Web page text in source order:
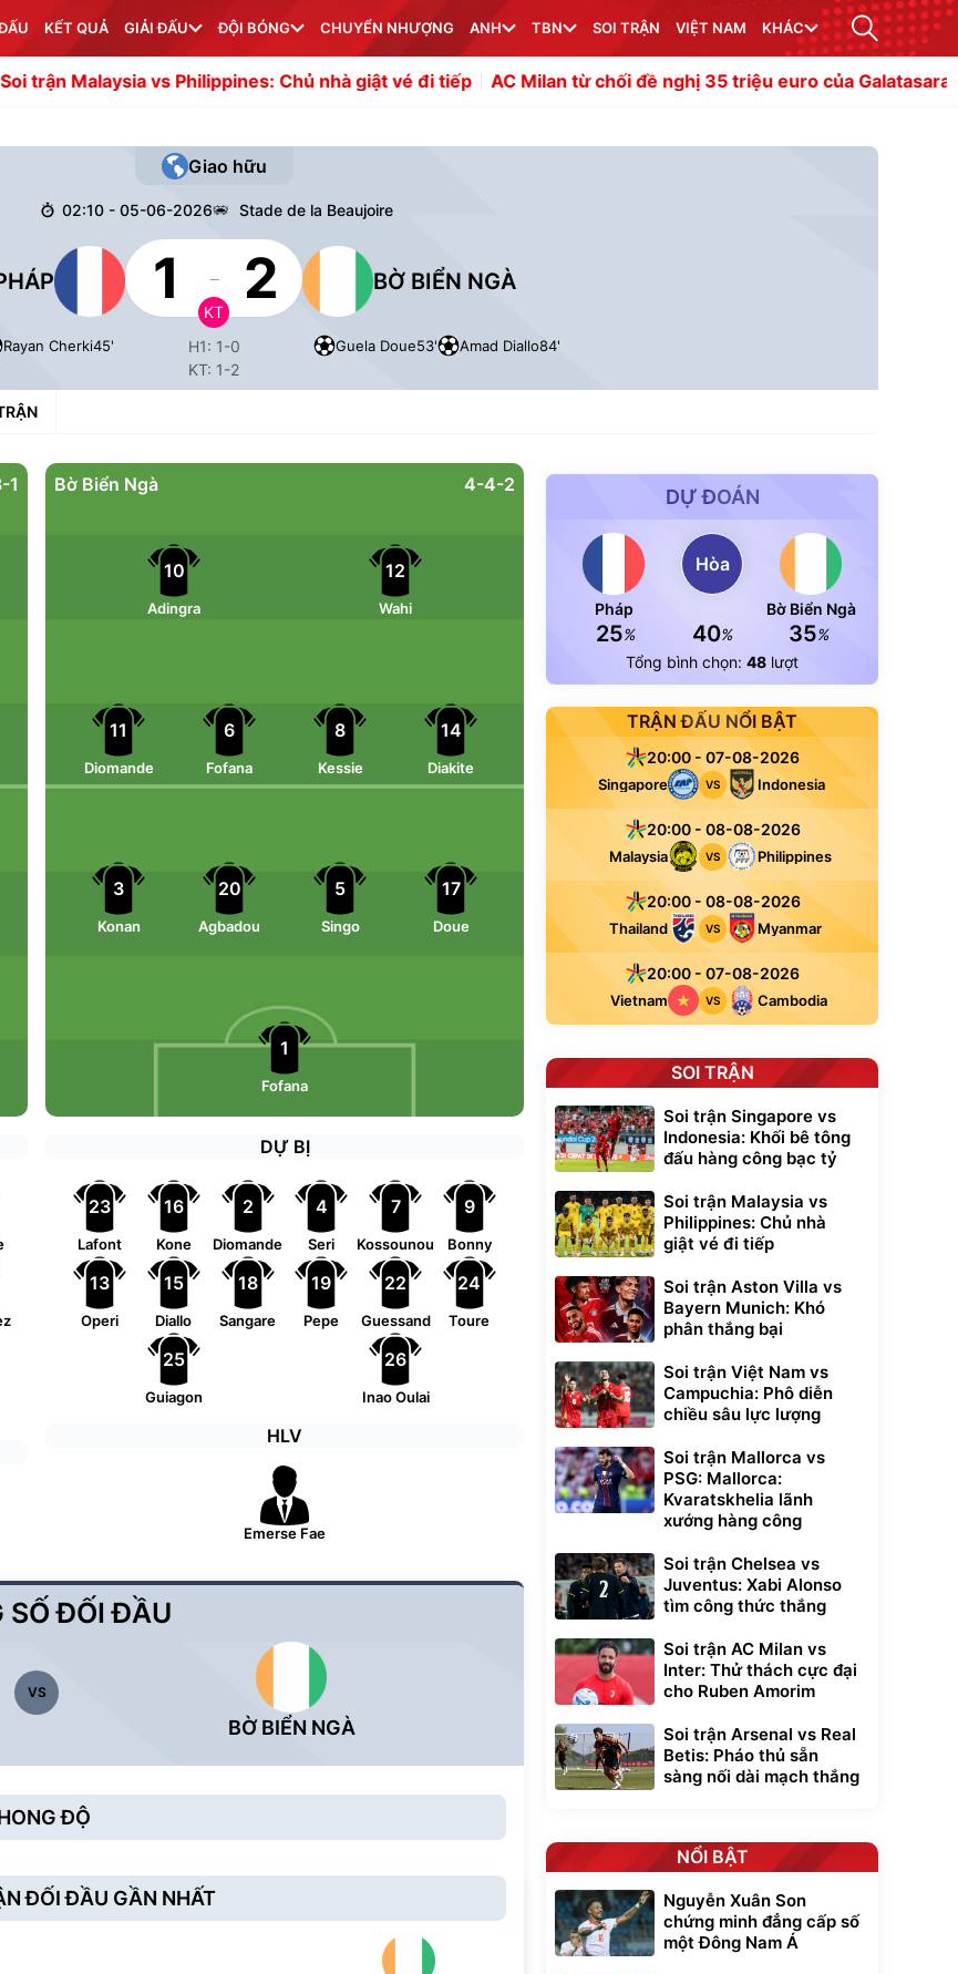
KẾT QUẢ GIẢI ĐẤU ĐỘI BÓNG CHUYỂN NHƯỢNG ANH TBN SOI TRẬN VIỆT NAM KHÁC
vs Philippines: Chủ nhà giật vé đi tiếp AC Milan từ chối đề nghị 35 triệu euro của Galatasaray cho Rafael
Giao hữu
02:10 - 05-06-2026 Stade de la Beaujoire
1 - 2
KT
BỜ BIỂN NGÀ
Rayan Cherki45'
H1: 1-0
KT: 1-2
Guela Doue53' Amad Diallo84'
1 Bờ Biển Ngà 4-4-2
10
Adingra
12
Wahi
11
Diomande
6
Fofana
8
Kessie
14
Diakite
3
Konan
20
Agbadou
5
Singo
17
Doue
1
Fofana
DỰ BỊ
23
Lafont
16
Kone
2
Diomande
4
Seri
7
Kossounou
9
Bonny
13
Operi
15
Diallo
18
Sangare
19
Pepe
22
Guessand
24
Toure
25
Guiagon
26
Inao Oulai
HLV
Emerse Fae
SỐ ĐỐI ĐẦU
VS
BỜ BIỂN NGÀ
ĐỘ
ĐỐI ĐẦU GẦN NHẤT
DỰ ĐOÁN
Pháp
Hòa
Bờ Biển Ngà
25% 40% 35%
Tổng bình chọn: 48 lượt
TRẬN ĐẤU NỔI BẬT
20:00 - 07-08-2026
Singapore VS Indonesia
20:00 - 08-08-2026
Malaysia VS Philippines
20:00 - 08-08-2026
Thailand VS Myanmar
20:00 - 07-08-2026
Vietnam VS Cambodia
SOI TRẬN
Soi trận Singapore vs
Indonesia: Khối bê tông
đấu hàng công bạc tỷ
Soi trận Malaysia vs
Philippines: Chủ nhà
giật vé đi tiếp
Soi trận Aston Villa vs
Bayern Munich: Khó
phân thắng bại
Soi trận Việt Nam vs
Campuchia: Phô diễn
chiều sâu lực lượng
Soi trận Mallorca vs
PSG: Mallorca:
Kvaratskhelia lãnh
xướng hàng công
Soi trận Chelsea vs
Juventus: Xabi Alonso
tìm công thức thắng
Soi trận AC Milan vs
Inter: Thử thách cực đại
cho Ruben Amorim
Soi trận Arsenal vs Real
Betis: Pháo thủ sẵn
sàng nối dài mạch thắng
NỔI BẬT
Nguyễn Xuân Son
chứng minh đẳng cấp số
một Đông Nam Á